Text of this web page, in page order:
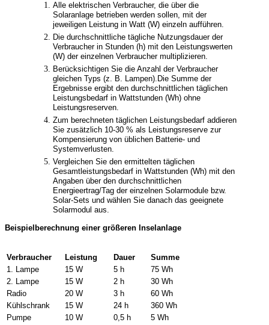
Alle elektrischen Verbraucher, die über die
Solaranlage betrieben werden sollen, mit der
jeweiligen Leistung in Watt (W) einzeln aufführen.
Die durchschnittliche tägliche Nutzungsdauer der
Verbraucher in Stunden (h) mit den Leistungswerten
(W) der einzelnen Verbraucher multiplizieren.
Berücksichtigen Sie die Anzahl der Verbraucher
gleichen Typs (z. B. Lampen).Die Summe der
Ergebnisse ergibt den durchschnittlichen täglichen
Leistungsbedarf in Wattstunden (Wh) ohne
Leistungsreserven.
Zum berechneten täglichen Leistungsbedarf addieren
Sie zusätzlich 10-30 % als Leistungsreserve zur
Kompensierung von üblichen Batterie- und
Systemverlusten.
Vergleichen Sie den ermittelten täglichen
Gesamtleistungsbedarf in Wattstunden (Wh) mit den
Angaben über den durchschnittlichen
Energieertrag/Tag der einzelnen Solarmodule bzw.
Solar-Sets und wählen Sie danach das geeignete
Solarmodul aus.
Beispielberechnung einer größeren Inselanlage
Verbraucher Leistung Dauer
Summe
1. Lampe
15 W 5 h
75 Wh
2. Lampe
15 W 2 h
30 Wh
Radio
20 W 3 h
60 Wh
Kühlschrank
15 W 24 h
360 Wh
Pumpe
10 W 0,5 h 5 Wh